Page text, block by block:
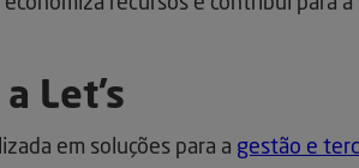
Let’s
em soluções para a gestão e